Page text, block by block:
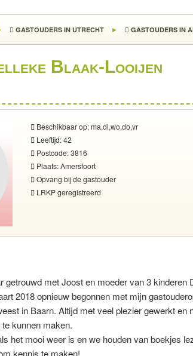
GASTOUDERS IN UTRECHT GASTOUDERS IN
Blaak-Looijen
Beschikbaar op: ma,di,wo,do,vr
Leeftijd: 42
Postcode: 3816
Plaats: Amersfoort
Opvang bij de gastouder
LRKP geregistreerd
getrouwd met Joost en moeder van 3 kinderen
2018 opnieuw begonnen met mijn
in Baarn. Altijd met veel plezier gewerkt
kunnen maken.
het mooi weer is en we houden van boekjes